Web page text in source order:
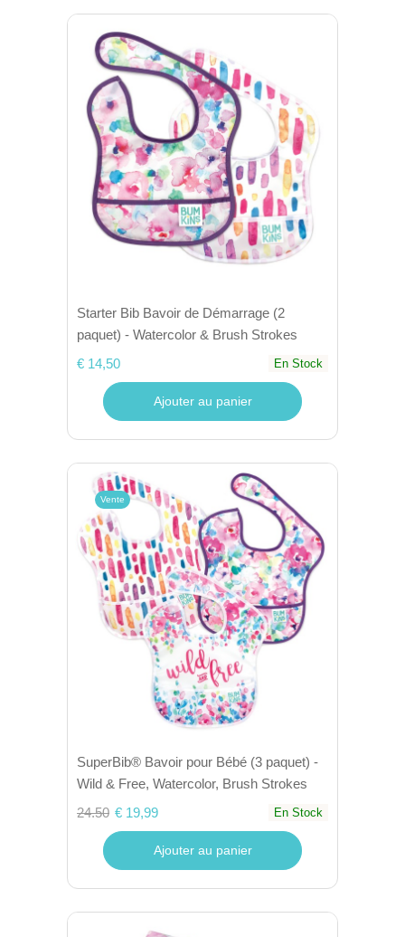
Starter Bib Bavoir de Démarrage (2
paquet) - Watercolor & Brush Strokes
€ 14,50
En Stock
Ajouter au panier
Vente
SuperBib® Bavoir pour Bébé (3 paquet) -
Wild & Free, Watercolor, Brush Strokes
24.50 € 19,99 En Stock
Ajouter au panier